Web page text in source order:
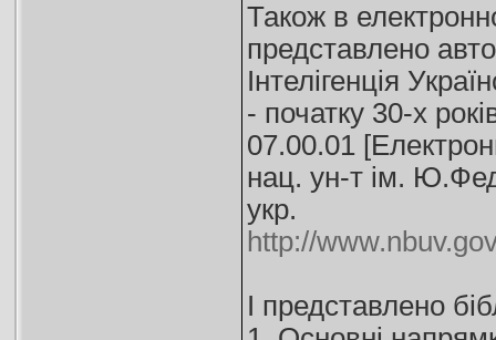
Також в
представлено
Інтелігенція
- початку 30-х
07.00.01
нац. ун-т ім.
укp.
http://
І представлено